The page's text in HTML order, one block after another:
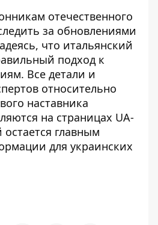
отечественного
за обновлениями
что итальянский
подход к
Все детали и
относительно
наставника
на страницах UA-
главным
для украинских